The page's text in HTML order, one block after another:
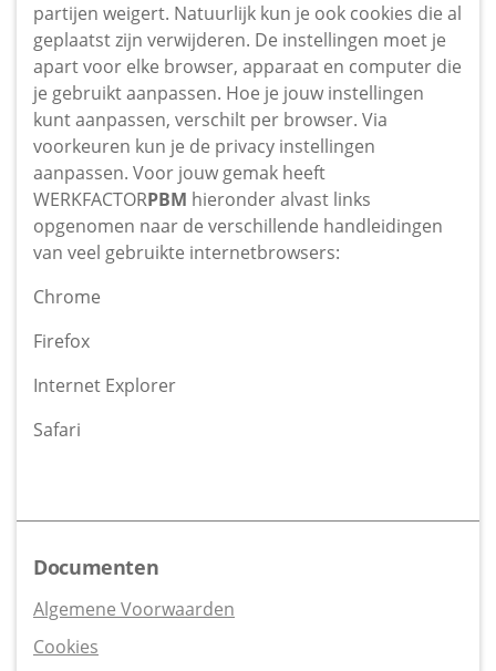
partijen weigert. Natuurlijk kun je ook cookies die al
geplaatst zijn verwijderen. De instellingen moet je
apart voor elke browser, apparaat en computer die
je gebruikt aanpassen. Hoe je jouw instellingen
kunt aanpassen, verschilt per browser. Via
voorkeuren kun je de privacy instellingen
aanpassen. Voor jouw gemak heeft
WERKFACTORPBM hieronder alvast links
opgenomen naar de verschillende handleidingen
van veel gebruikte internetbrowsers:
Chrome
Firefox
Internet Explorer
Safari
Documenten
Algemene Voorwaarden
Cookies